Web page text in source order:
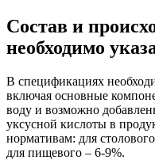
Состав и
необходимо
В спецификациях
включая основные
воду и возможно
уксусной кислоты в
нормативам: для
для пищевого – 6-9%.